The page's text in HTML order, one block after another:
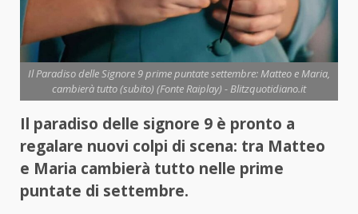
Il Paradiso delle Signore 9 prime puntate settembre: Matteo e Maria,
cambierà tutto (subito) (Fonte Raiplay) - Blitzquotidiano.it
Il paradiso delle signore 9 è pronto a
regalare nuovi colpi di scena: tra Matteo
e Maria cambierà tutto nelle prime
puntate di settembre.